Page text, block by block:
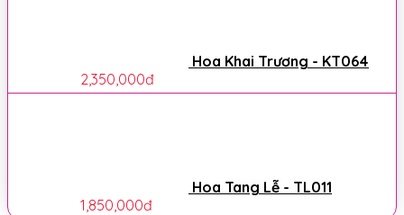
Hoa Khai Trương - KT064
2,350,000đ
Hoa Tang Lễ - TL011
1,850,000đ